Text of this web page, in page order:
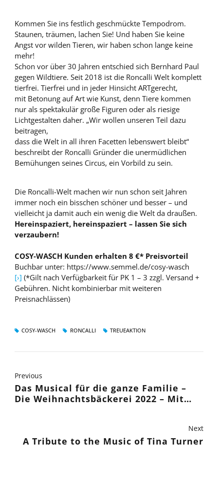
Kommen Sie ins festlich geschmückte Tempodrom.
Staunen, träumen, lachen Sie! Und haben Sie keine
Angst vor wilden Tieren, wir haben schon lange keine
mehr!
Schon vor über 30 Jahren entschied sich Bernhard Paul
gegen Wildtiere. Seit 2018 ist die Roncalli Welt komplett
tierfrei. Tierfrei und in jeder Hinsicht ARTgerecht,
mit Betonung auf Art wie Kunst, denn Tiere kommen
nur als spektakulär große Figuren oder als riesige
Lichtgestalten daher. „Wir wollen unseren Teil dazu
beitragen,
dass die Welt in all ihren Facetten lebenswert bleibt“
beschreibt der Roncalli Gründer die unermüdlichen
Bemühungen seines Circus, ein Vorbild zu sein.
Die Roncalli-Welt machen wir nun schon seit Jahren
immer noch ein bisschen schöner und besser – und
vielleicht ja damit auch ein wenig die Welt da draußen.
Hereinspaziert, hereinspaziert – lassen Sie sich
verzaubern!
COSY-WASCH Kunden erhalten 8 €* Preisvorteil
Buchbar unter: https://www.semmel.de/cosy-wasch
[›] (*Gilt nach Verfügbarkeit für PK 1 – 3 zzgl. Versand +
Gebühren. Nicht kombinierbar mit weiteren
Preisnachlässen)
COSY-WASCH RONCALLI TREUEAKTION
Previous
Das Musical für die ganze Familie –
Die Weihnachtsbäckerei 2022 – Mit
Next
A Tribute to the Music of Tina Turner